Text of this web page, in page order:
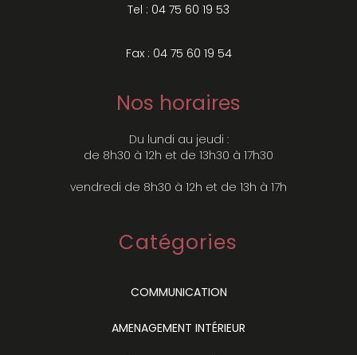
Tel : 04 75 60 19 53
Fax : 04 75 60 19 54
Nos horaires
Du lundi au jeudi :
de 8h30 à 12h et de 13h30 à 17h30
vendredi de 8h30 à 12h et de 13h à 17h
Catégories
COMMUNICATION
AMENAGEMENT INTÉRIEUR